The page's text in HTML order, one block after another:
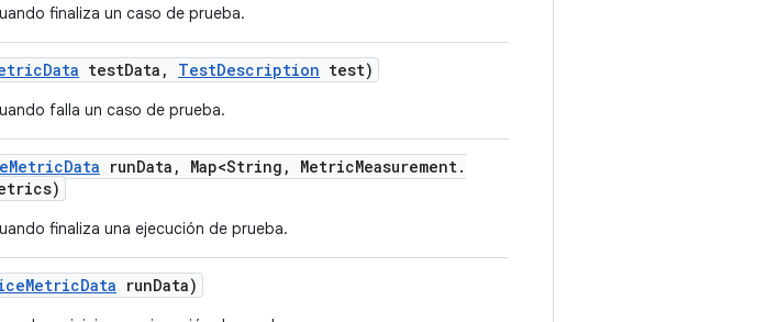
finaliza un caso de prueba.
Data testData , TestDescription test)
falla un caso de prueba.
MetricData runData , Map<String , MetricMeasurement.
finaliza una ejecución de prueba.
MetricData runData)